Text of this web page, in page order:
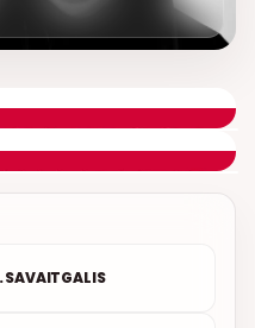
SAVAITGALIS